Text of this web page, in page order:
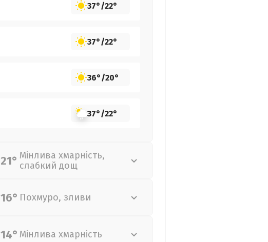
37°/22°
37°/22°
36°/20°
37°/22°
21° Мінлива хмарність,
слабкий дощ
16° Похмуро, зливи
14° Мінлива хмарність